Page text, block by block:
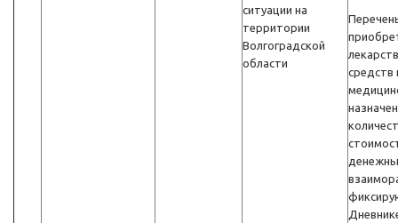
ситуации на
территории
Волгоградской
области
средств